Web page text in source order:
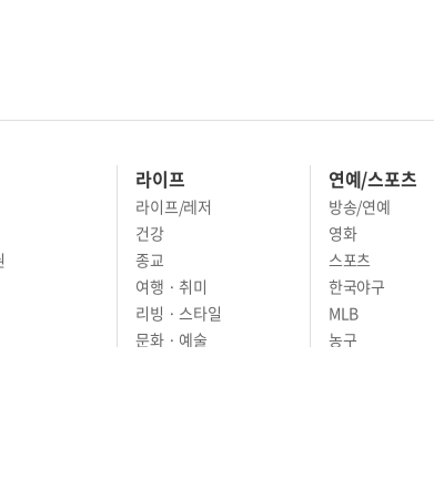
라이프
라이프/레저
건강
종교
여행 · 취미
연예/스포츠
방송/연예
영화
스포츠
한국야구